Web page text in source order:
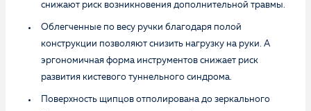
снижают риск возникновения дополнительной травмы.
Облегченные по весу ручки благодаря полой
конструкции позволяют снизить нагрузку на руки. А
эргономичная форма инструментов снижает риск
развития кистевого туннельного синдрома.
Поверхность щипцов отполирована до зеркального